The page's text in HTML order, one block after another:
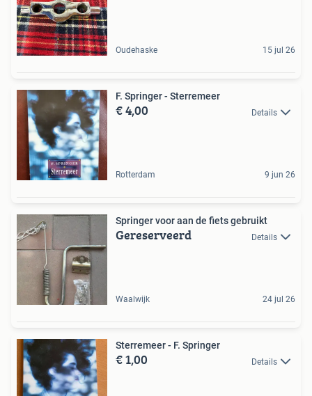
Oudehaske 15 jul 26
F. Springer - Sterremeer
€ 4,00 Details
Rotterdam 9 jun 26
Springer voor aan de fiets gebruikt
Gereserveerd Details
Waalwijk 24 jul 26
Sterremeer - F. Springer
€ 1,00 Details